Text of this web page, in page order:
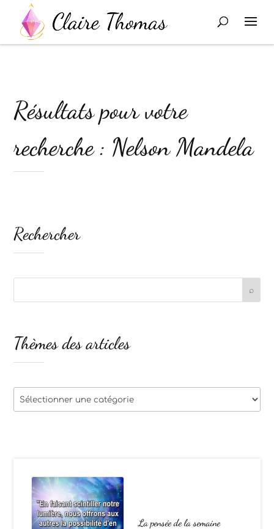
Résultats pour votre
recherche : Nelson Mandela
La pensée de la semaine
Rechercher
Thèmes des articles
Thèmes
des